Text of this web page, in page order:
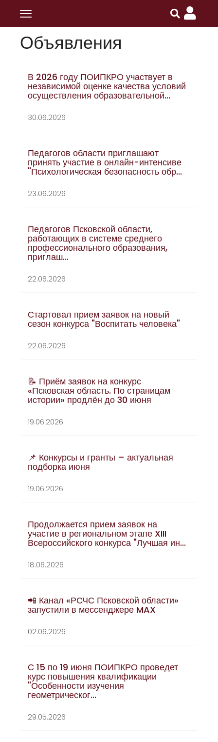
Главная
Объявления
В 2026 году ПОИПКРО участвует в
независимой оценке качества условий
осуществления образовательной...
30.06.2026
Педагогов области приглашают
принять участие в онлайн-интенсиве
"Психологическая безопасность обр...
23.06.2026
Педагогов Псковской области,
работающих в системе среднего
профессионального образования,
приглаш...
22.06.2026
Стартовал прием заявок на новый
сезон конкурса "Воспитать человека"
22.06.2026
📝 Приём заявок на конкурс
«Псковская область. По страницам
истории» продлён до 30 июня
19.06.2026
📌 Конкурсы и гранты – актуальная
подборка июня
19.06.2026
Продолжается прием заявок на
участие в региональном этапе XIII
Всероссийского конкурса "Лучшая ин...
18.06.2026
📲 Канал «РСЧС Псковской области»
запустили в мессенджере MAX
02.06.2026
С 15 по 19 июня ПОИПКРО проведет
курс повышения квалификации
"Особенности изучения
геометрическог...
29.05.2026